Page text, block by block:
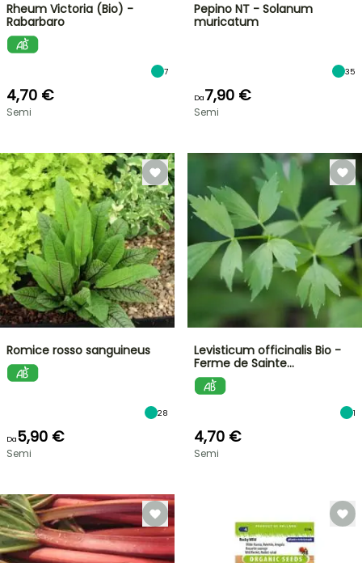
Rheum Victoria (Bio) -
Rabarbaro
7
4,70 €
Semi
Pepino NT - Solanum
muricatum
35
Da7,90 €
Semi
Romice rosso sanguineus
28
Da5,90 €
Semi
Levisticum officinalis Bio -
Ferme de Sainte…
1
4,70 €
Semi